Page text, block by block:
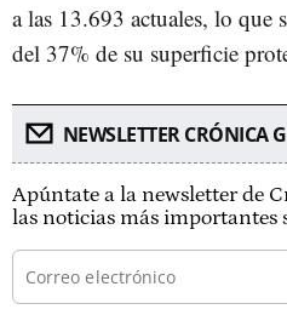
a las 13.693 actuales, lo que
del 37% de su superficie
NEWSLETTER CRÓNICA
Apúntate a la newsletter de
las noticias más importantes